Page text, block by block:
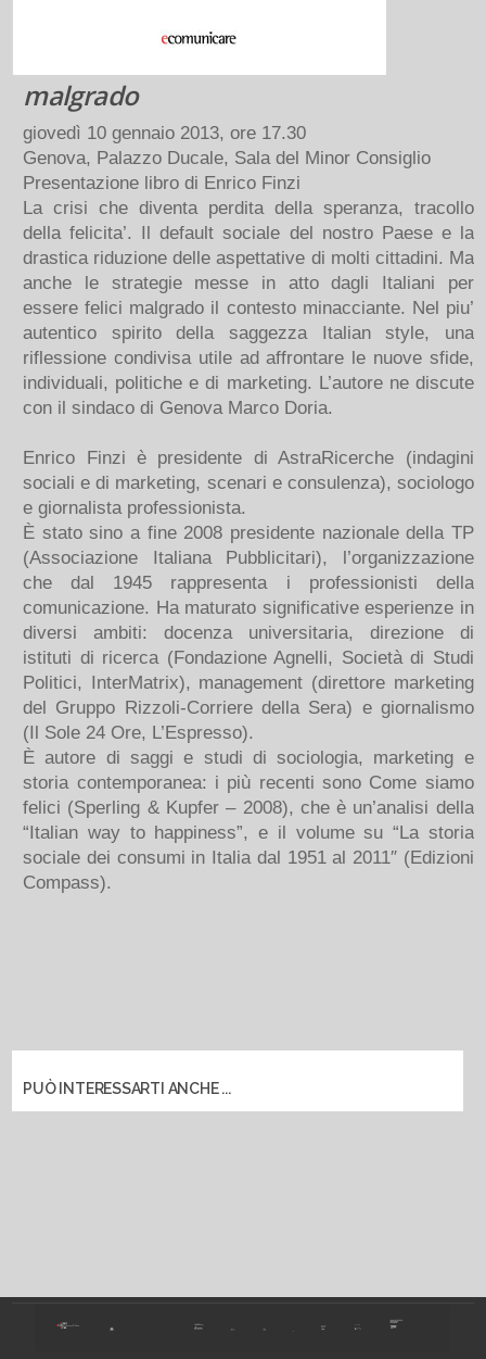
malgrado
giovedì 10 gennaio 2013, ore 17.30
Genova, Palazzo Ducale, Sala del Minor Consiglio
Presentazione libro di Enrico Finzi
La crisi che diventa perdita della speranza, tracollo
della felicita’. Il default sociale del nostro Paese e la
drastica riduzione delle aspettative di molti cittadini. Ma
anche le strategie messe in atto dagli Italiani per
essere felici malgrado il contesto minacciante. Nel piu’
autentico spirito della saggezza Italian style, una
riflessione condivisa utile ad affrontare le nuove sfide,
individuali, politiche e di marketing. L’autore ne discute
con il sindaco di Genova Marco Doria.
Enrico Finzi è presidente di AstraRicerche (indagini
sociali e di marketing, scenari e consulenza), sociologo
e giornalista professionista.
È stato sino a fine 2008 presidente nazionale della TP
(Associazione Italiana Pubblicitari), l’organizzazione
che dal 1945 rappresenta i professionisti della
comunicazione. Ha maturato significative esperienze in
diversi ambiti: docenza universitaria, direzione di
istituti di ricerca (Fondazione Agnelli, Società di Studi
Politici, InterMatrix), management (direttore marketing
del Gruppo Rizzoli-Corriere della Sera) e giornalismo
(Il Sole 24 Ore, L’Espresso).
È autore di saggi e studi di sociologia, marketing e
storia contemporanea: i più recenti sono Come siamo
felici (Sperling & Kupfer – 2008), che è un’analisi della
“Italian way to happiness”, e il volume su “La storia
sociale dei consumi in Italia dal 1951 al 2011″ (Edizioni
Compass).
PUÒ INTERESSARTI ANCHE ...